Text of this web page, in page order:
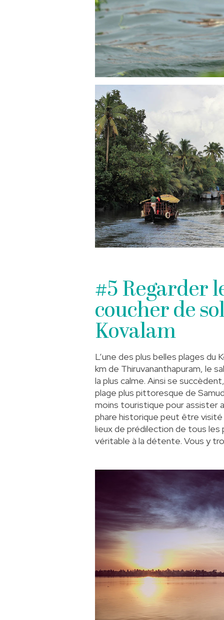
#5 Regarder
coucher de
Kovalam
L’une des plus belles plages du
km de Thiruvananthapuram, le
la plus calme. Ainsi se
plage plus pittoresque de
moins touristique pour assister
phare historique peut être visité
lieux de prédilection de tous
véritable à la détente. Vous y